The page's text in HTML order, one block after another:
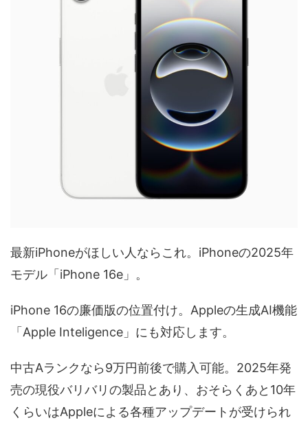
最新iPhoneがほしい人ならこれ。iPhoneの2025年
モデル「iPhone 16e」。
iPhone 16の廉価版の位置付け。Appleの生成AI機能
「Apple Inteligence」にも対応します。
中古Aランクなら9万円前後で購入可能。2025年発
売の現役バリバリの製品とあり、おそらくあと10年
くらいはAppleによる各種アップデートが受けられ